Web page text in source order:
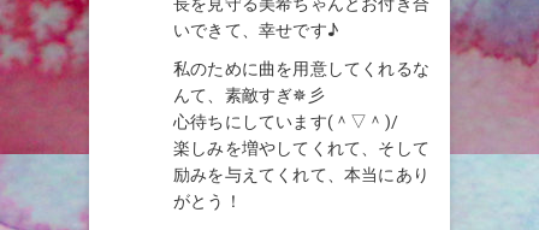
長を見守る美希ちゃんとお付き合
いできて、幸せです♪
私のために曲を用意してくれるな
んて、素敵すぎ✵彡
心待ちにしています(＾▽＾)/
楽しみを増やしてくれて、そして
励みを与えてくれて、本当にあり
がとう！